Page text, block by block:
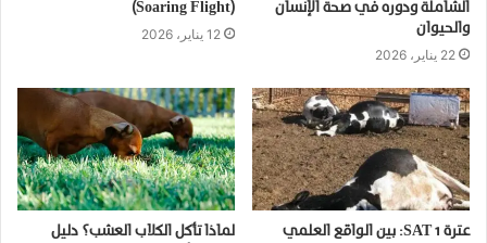
الشاملة ودوره في صحة الإنسان
والحيوان
22 يناير، 2026
(Soaring Flight)
12 يناير، 2026
عترة SAT 1: بين الواقع العلمي
لماذا تأكل الكلاب العشب؟ دليل